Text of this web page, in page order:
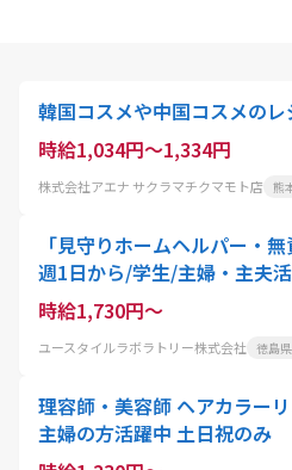
韓国コスメや中国コスメの
時給1,034円～1,334円
株式会社アエナ サクラマチクマモト店 熊
「見守りホームヘルパー・
週1日から/学生/主婦・主夫
員
時給1,730円～
ユースタイルラボラトリー株式会社 徳島
理容師・美容師 ヘアカラー
主婦の方活躍中 土日祝のみ